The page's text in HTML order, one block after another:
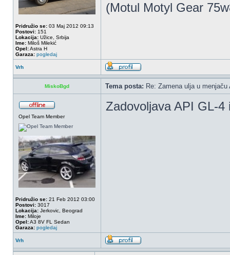
Pridružio se: 03 Maj 2012 09:13
Postovi: 151
Lokacija: Užice, Srbija
Ime: Miloš Milekić
Opel:Astra H
Garaza: pogledaj
(Motul Motyl Gear
Vrh
MiskoBgd Tema posta: Re: Zamena ulja u menjaču
Opel Team Member
Pridružio se: 21 Feb 2012 03:00
Postovi: 3017
Lokacija: Jerkovic, Beograd
Ime: Miloje
Opel:A3 8V FL Sedan
Garaza: pogledaj
Zadovoljava API GL-4
Vrh